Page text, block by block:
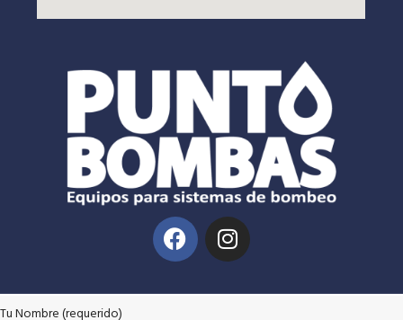
Tu Nombre (requerido)